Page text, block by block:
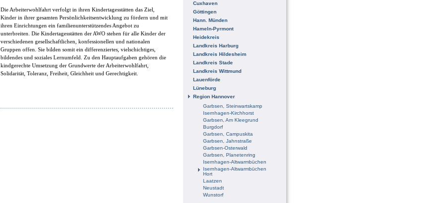
Die Arbeiterwohlfahrt verfolgt in ihren Kindertagesstätten das Ziel,
Kinder in ihrer gesamten Persönlichkeitsentwicklung zu fördern und mit
ihren Einrichtungen ein familienunterstützendes Angebot zu
unterbreiten. Die Kindertagesstätten der AWO stehen für alle Kinder der
verschiedenen gesellschaftlichen, konfessionellen und nationalen
Gruppen offen. Sie bilden somit ein differenziertes, vielschichtiges,
bildendes und soziales Lernumfeld. Zu den Hauptaufgaben gehören die
kindgerechte Umsetzung der Grundwerte der Arbeiterwohlfahrt,
Solidarität, Toleranz, Freiheit, Gleichheit und Gerechtigkeit.
Cuxhaven
Göttingen
Hann. Münden
Hameln-Pyrmont
Heidekreis
Landkreis Harburg
Landkreis Hildesheim
Landkreis Stade
Landkreis Wittmund
Lauenförde
Lüneburg
Region Hannover
Garbsen, Steinwartskamp
Isernhagen-Kirchhorst
Garbsen, Am Kleegrund
Burgdorf
Garbsen, Campuskita
Garbsen, Jahnstraße
Garbsen-Osterwald
Garbsen, Planetenring
Isernhagen-Altwarmbüchen
Isernhagen-Altwarmbüchen
Hort
Laatzen
Neustadt
Wunstorf